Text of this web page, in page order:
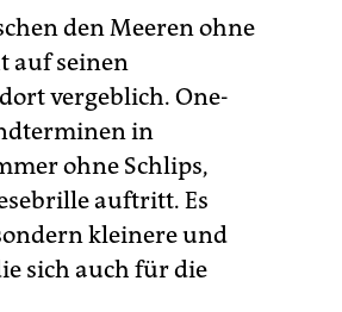
den Meeren ohne
auf seinen
vergeblich. One-
in
ohne Schlips,
auftritt. Es
kleinere und
sich auch für die